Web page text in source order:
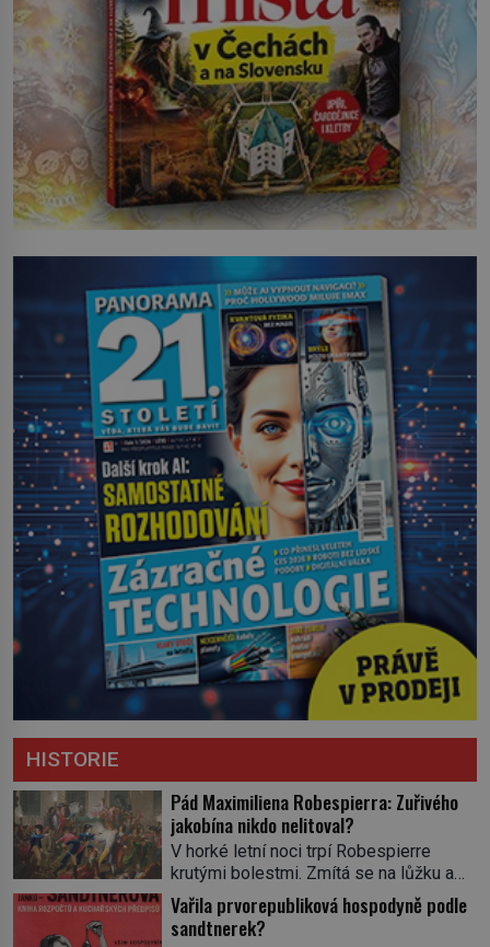
HISTORIE
Pád Maximiliena Robespierra: Zuřivého
jakobína nikdo nelitoval?
V horké letní noci trpí Robespierre
krutými bolestmi. Zmítá se na lůžku a
hlavou mu víří kolotoč myšlenek. Když
se probere z mdlob, vzpomene si na
jednu z pařížských jasnovidek, kterou
Vařila prvorepubliková hospodyně podle
sandtnerek?